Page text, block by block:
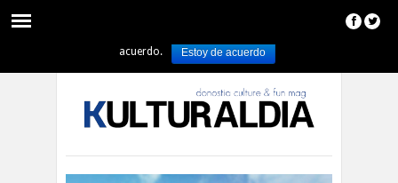
Español
Utilizamos cookies para asegurar que damos la mejor experiencia al usuario
en nuestro sitio web. Si continúa utilizando este sitio asumiremos que está de
acuerdo.
Estoy de acuerdo